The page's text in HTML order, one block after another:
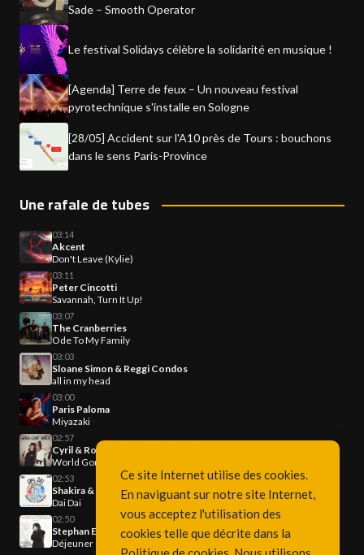
Sade – Smooth Operator
Le festival Solidays célèbre la solidarité en musique !
[Agenda] Terre de feux – Un nouveau festival
pyrotechnique s'installe en Sologne
[28/05] Accident sur l'A10 près de Tours : bouchons
dans le sens Paris-Province
Une rafale de tubes
03:14
Akcent
Don't Leave (Kylie)
03:11
Peter Cincotti
Savannah, Turn It Up!
03:07
The Cranberries
Ode To My Family
03:03
Sloane Simon & Reggi Condos
all in my head
03:00
Paris Paloma
Miyazaki
02:57
Cyril & Robin Schulz & Sam Martin
World Gone Wild
02:53
Shakira & Burna Boy
Dai Dai
02:50
Stephan Eicher
Déjeuner en paix
Ce site Internet utilise des cookies.
En naviguant sur notre site Internet,
vous acceptez l'utilisation des
cookies telle que décrite dans la